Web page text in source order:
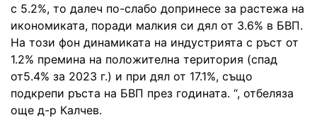
с 5.2%, то далеч по-слабо допринесе за растежа на
икономиката, поради малкия си дял от 3.6% в БВП.
На този фон динамиката на индустрията с ръст от
1.2% премина на положителна територия (спад
от5.4% за 2023 г.) и при дял от 17.1%, също
подкрепи ръста на БВП през годината. “, отбеляза
още д-р Калчев.